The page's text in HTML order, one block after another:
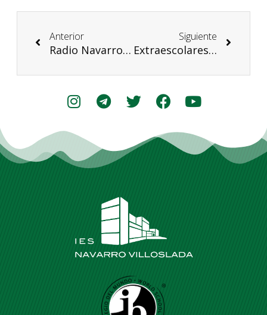
Anterior
Radio Navarro: proyecto 2º ESO
Siguiente
Extraescolares 19-20: inscríbete hasta el 19 de septiembre